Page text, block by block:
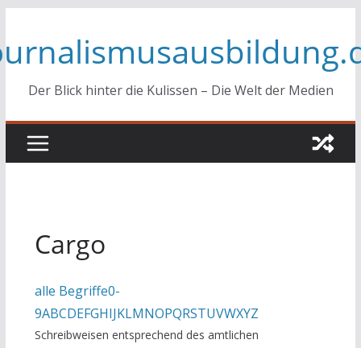
springen
Der Blick hinter die Kulissen – Die Welt der Medien
Cargo
alle Begriffe0-
9ABCDEFGHIJKLMNOPQRSTUVWXYZ
Schreibweisen entsprechend des amtlichen